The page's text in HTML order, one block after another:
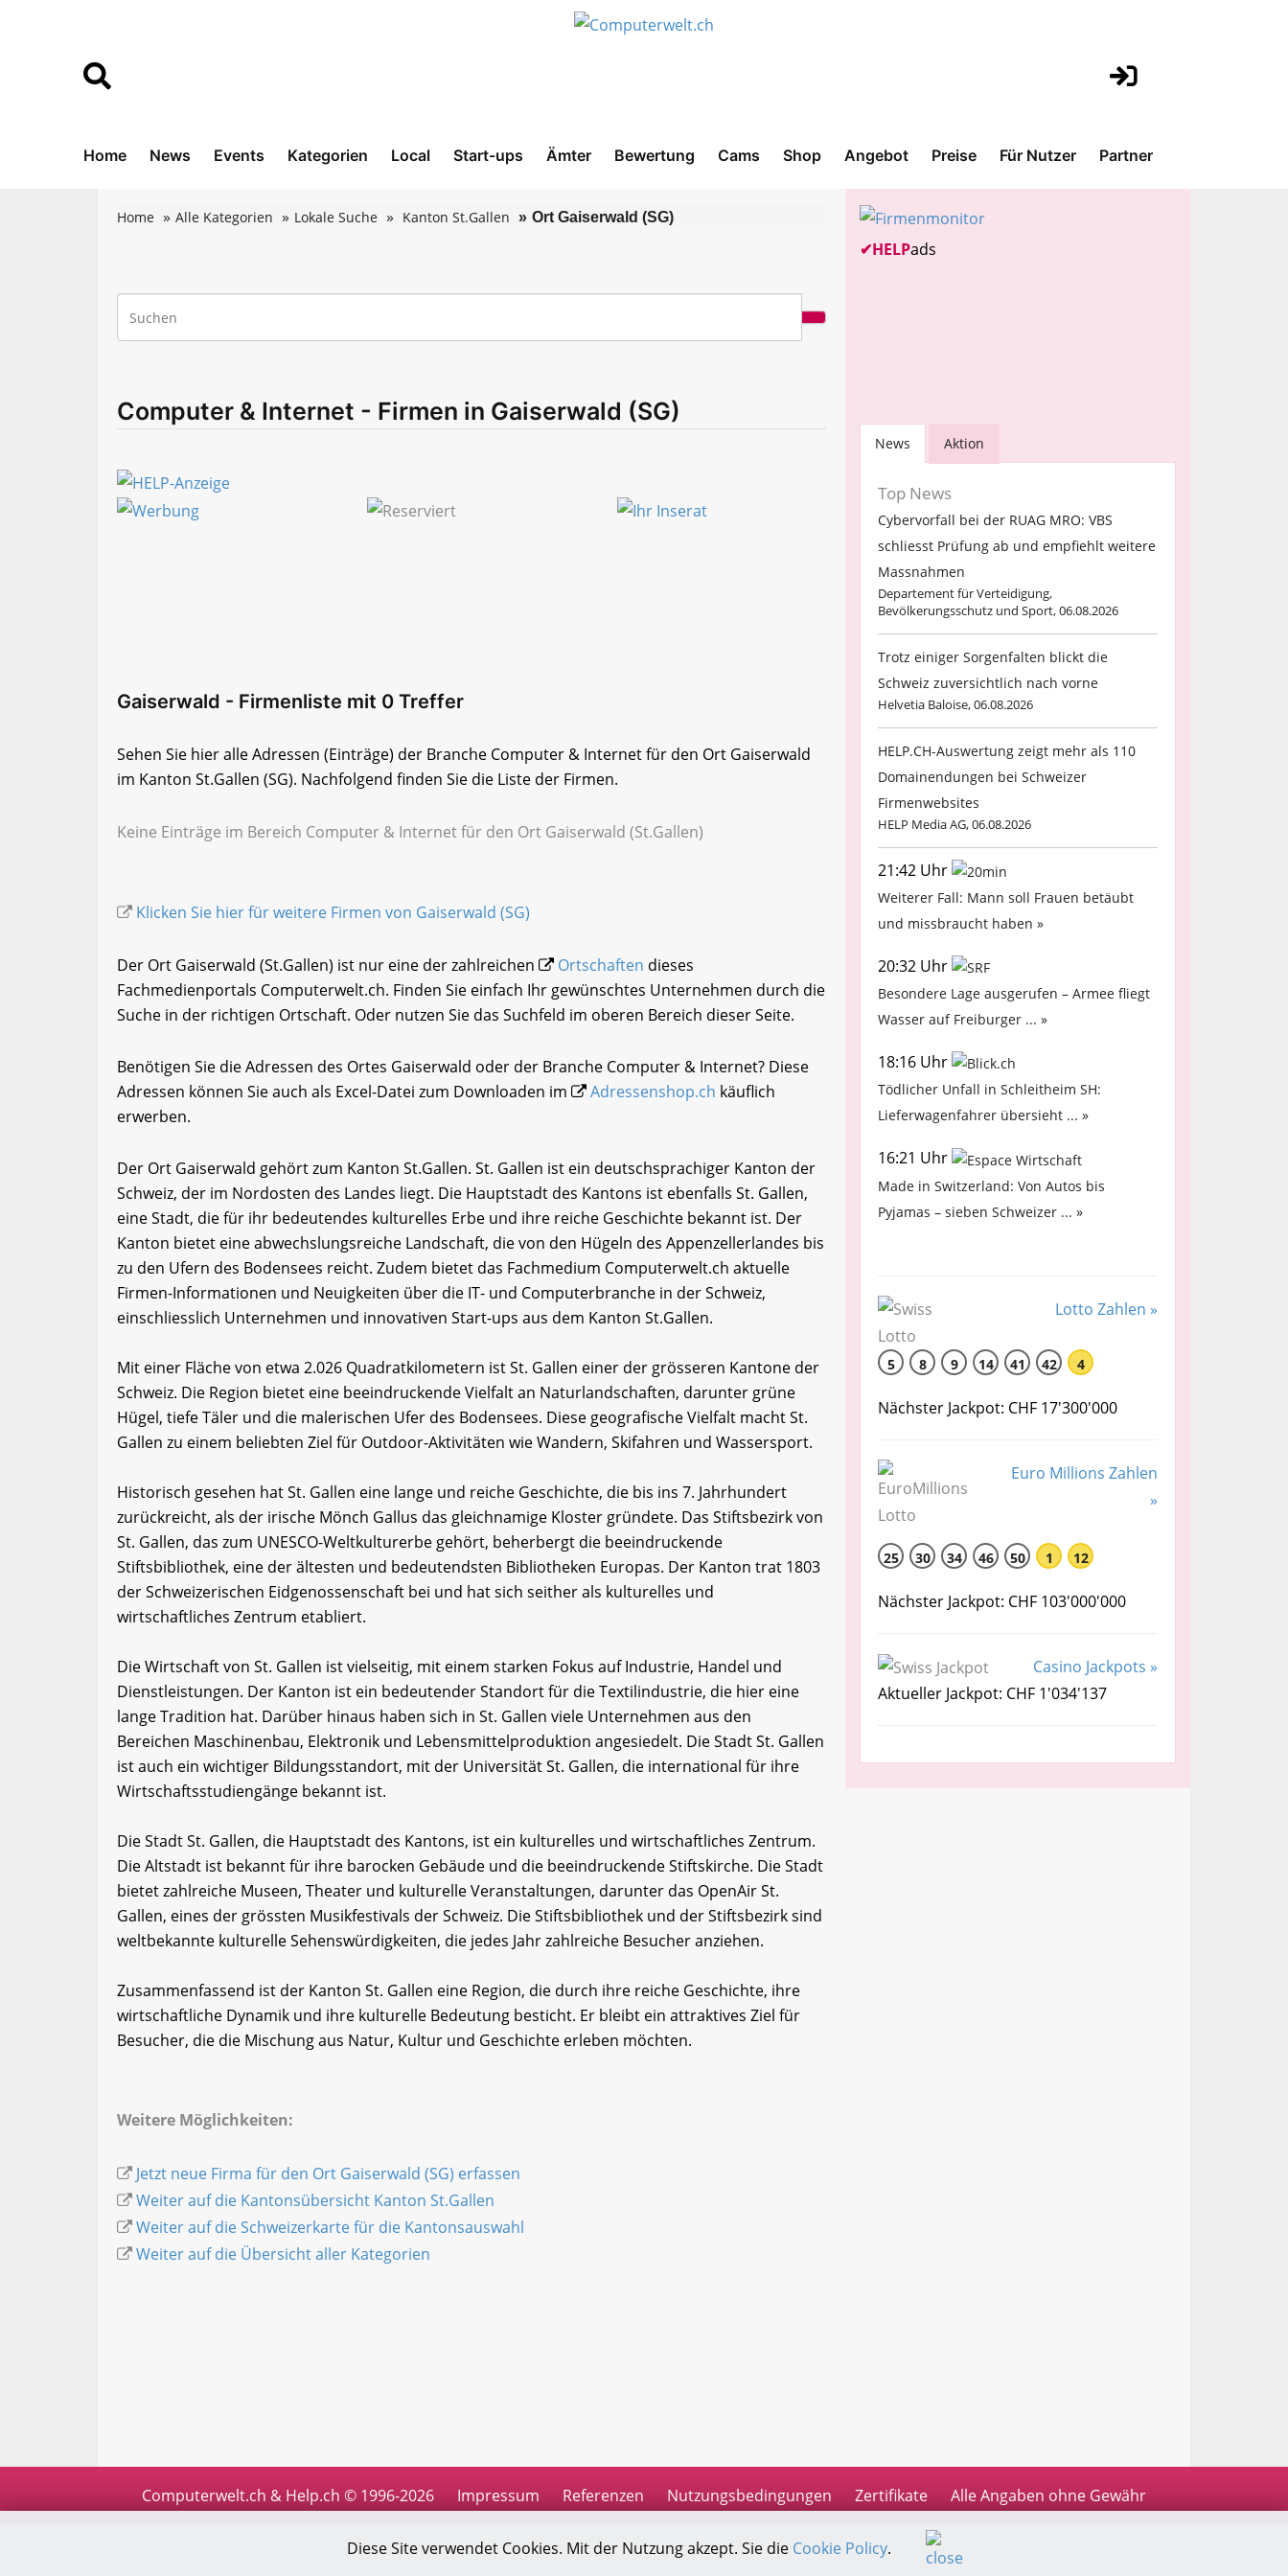
Home News Events Kategorien Local Start-ups Ämter Bewertung Cams Shop Angebot Preise Für Nutzer Partner
Home Alle Kategorien Lokale Suche Kanton St.Gallen Ort Gaiserwald (SG)
Computer & Internet - Firmen in Gaiserwald (SG)
Gaiserwald - Firmenliste mit 0 Treffer
Sehen Sie hier alle Adressen (Einträge) der Branche Computer & Internet für den Ort Gaiserwald
im Kanton St.Gallen (SG). Nachfolgend finden Sie die Liste der Firmen.
Keine Einträge im Bereich Computer & Internet für den Ort Gaiserwald (St.Gallen)
Klicken Sie hier für weitere Firmen von Gaiserwald (SG)
Der Ort Gaiserwald (St.Gallen) ist nur eine der zahlreichen Ortschaften dieses
Fachmedienportals Computerwelt.ch. Finden Sie einfach Ihr gewünschtes Unternehmen durch die
Suche in der richtigen Ortschaft. Oder nutzen Sie das Suchfeld im oberen Bereich dieser Seite.
Benötigen Sie die Adressen des Ortes Gaiserwald oder der Branche Computer & Internet? Diese
Adressen können Sie auch als Excel-Datei zum Downloaden im
Adressenshop.ch käuflich
erwerben.
Der Ort Gaiserwald gehört zum Kanton St.Gallen. St. Gallen ist ein deutschsprachiger Kanton der
Schweiz, der im Nordosten des Landes liegt. Die Hauptstadt des Kantons ist ebenfalls St. Gallen,
eine Stadt, die für ihr bedeutendes kulturelles Erbe und ihre reiche Geschichte bekannt ist. Der
Kanton bietet eine abwechslungsreiche Landschaft, die von den Hügeln des Appenzellerlandes bis
zu den Ufern des Bodensees reicht. Zudem bietet das Fachmedium Computerwelt.ch aktuelle
Firmen-Informationen und Neuigkeiten über die IT- und Computerbranche in der Schweiz,
einschliesslich Unternehmen und innovativen Start-ups aus dem Kanton St.Gallen.
Mit einer Fläche von etwa 2.026 Quadratkilometern ist St. Gallen einer der grösseren Kantone der
Schweiz. Die Region bietet eine beeindruckende Vielfalt an Naturlandschaften, darunter grüne
Hügel, tiefe Täler und die malerischen Ufer des Bodensees. Diese geografische Vielfalt macht St.
Gallen zu einem beliebten Ziel für Outdoor-Aktivitäten wie Wandern, Skifahren und Wassersport.
Historisch gesehen hat St. Gallen eine lange und reiche Geschichte, die bis ins 7. Jahrhundert
zurückreicht, als der irische Mönch Gallus das gleichnamige Kloster gründete. Das Stiftsbezirk von
St. Gallen, das zum UNESCO-Weltkulturerbe gehört, beherbergt die beeindruckende
Stiftsbibliothek, eine der ältesten und bedeutendsten Bibliotheken Europas. Der Kanton trat 1803
der Schweizerischen Eidgenossenschaft bei und hat sich seither als kulturelles und
wirtschaftliches Zentrum etabliert.
Die Wirtschaft von St. Gallen ist vielseitig, mit einem starken Fokus auf Industrie, Handel und
Dienstleistungen. Der Kanton ist ein bedeutender Standort für die Textilindustrie, die hier eine
lange Tradition hat. Darüber hinaus haben sich in St. Gallen viele Unternehmen aus den
Bereichen Maschinenbau, Elektronik und Lebensmittelproduktion angesiedelt. Die Stadt St. Gallen
ist auch ein wichtiger Bildungsstandort, mit der Universität St. Gallen, die international für ihre
Wirtschaftsstudiengänge bekannt ist.
Die Stadt St. Gallen, die Hauptstadt des Kantons, ist ein kulturelles und wirtschaftliches Zentrum.
Die Altstadt ist bekannt für ihre barocken Gebäude und die beeindruckende Stiftskirche. Die Stadt
bietet zahlreiche Museen, Theater und kulturelle Veranstaltungen, darunter das OpenAir St.
Gallen, eines der grössten Musikfestivals der Schweiz. Die Stiftsbibliothek und der Stiftsbezirk sind
weltbekannte kulturelle Sehenswürdigkeiten, die jedes Jahr zahlreiche Besucher anziehen.
Zusammenfassend ist der Kanton St. Gallen eine Region, die durch ihre reiche Geschichte, ihre
wirtschaftliche Dynamik und ihre kulturelle Bedeutung besticht. Er bleibt ein attraktives Ziel für
Besucher, die die Mischung aus Natur, Kultur und Geschichte erleben möchten.
Weitere Möglichkeiten:
Jetzt neue Firma für den Ort Gaiserwald (SG) erfassen
Weiter auf die Kantonsübersicht Kanton St.Gallen
Weiter auf die Schweizerkarte für die Kantonsauswahl
Weiter auf die Übersicht aller Kategorien
✔HELPads
News Aktion
Top News
Cybervorfall bei der RUAG MRO: VBS
schliesst Prüfung ab und empfiehlt weitere
Massnahmen
Departement für Verteidigung,
Bevölkerungsschutz und Sport, 06.08.2026
Trotz einiger Sorgenfalten blickt die
Schweiz zuversichtlich nach vorne
Helvetia Baloise, 06.08.2026
HELP.CH-Auswertung zeigt mehr als 110
Domainendungen bei Schweizer
Firmenwebsites
HELP Media AG, 06.08.2026
21:42 Uhr
Weiterer Fall: Mann soll Frauen betäubt
und missbraucht haben »
20:32 Uhr
Besondere Lage ausgerufen – Armee fliegt
Wasser auf Freiburger ... »
18:16 Uhr
Tödlicher Unfall in Schleitheim SH:
Lieferwagenfahrer übersieht ... »
16:21 Uhr
Made in Switzerland: Von Autos bis
Pyjamas – sieben Schweizer ... »
Lotto Zahlen »
5 8 9 14 41 42 4
Nächster Jackpot: CHF 17'300'000
Euro Millions Zahlen
»
25 30 34 46 50 1 12
Nächster Jackpot: CHF 103'000'000
Casino Jackpots »
Aktueller Jackpot: CHF 1'034'137
Computerwelt.ch & Help.ch © 1996-2026 Impressum Referenzen Nutzungsbedingungen Zertifikate Alle Angaben ohne Gewähr
Diese Site verwendet Cookies. Mit der Nutzung akzept. Sie die Cookie Policy.